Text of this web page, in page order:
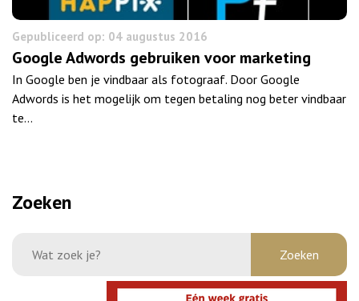
Gepubliceerd op: 04 augustus 2016
Google Adwords gebruiken voor marketing
In Google ben je vindbaar als fotograaf. Door Google
Adwords is het mogelijk om tegen betaling nog beter vindbaar
te…
Zoeken